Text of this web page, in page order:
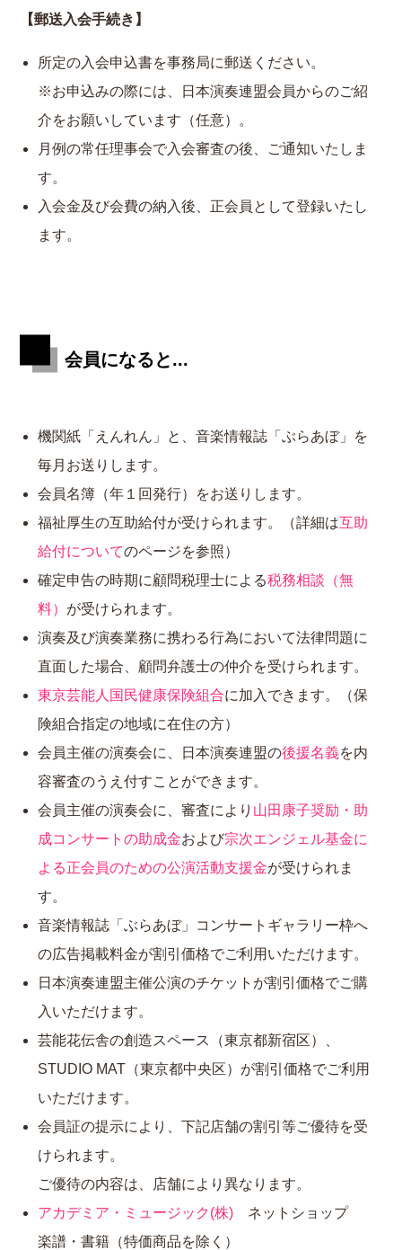
【郵送入会手続き】
所定の入会申込書を事務局に郵送ください。
※お申込みの際には、日本演奏連盟会員からのご紹
介をお願いしています（任意）。
月例の常任理事会で入会審査の後、ご通知いたしま
す。
入会金及び会費の納入後、正会員として登録いたし
ます。
会員になると...
機関紙「えんれん」と、音楽情報誌「ぶらあぼ」を
毎月お送りします。
会員名簿（年１回発行）をお送りします。
福祉厚生の互助給付が受けられます。（詳細は互助
給付についてのページを参照）
確定申告の時期に顧問税理士による税務相談（無
料） が受けられます。
演奏及び演奏業務に携わる行為において法律問題に
直面した場合、顧問弁護士の仲介を受けられます。
東京芸能人国民健康保険組合に加入できます。（保
険組合指定の地域に在住の方）
会員主催の演奏会に、日本演奏連盟の後援名義を内
容審査のうえ付すことができます。
会員主催の演奏会に、審査により 山田康子奨励・助
成コンサートの助成金および宗次エンジェル基金に
よる正会員のための公演活動支援金が受けられま
す。
音楽情報誌「ぶらあぼ」コンサートギャラリー枠へ
の広告掲載料金が割引価格でご利用いただけます。
日本演奏連盟主催公演のチケットが割引価格でご購
入いただけます。
芸能花伝舎の創造スペース（東京都新宿区）、
STUDIO MAT（東京都中央区）が割引価格でご利用
いただけます。
会員証の提示により、下記店舗の割引等ご優待を受
けられます。
ご優待の内容は、店舗により異なります。
アカデミア・ミュージック(株) ネットショップ
楽譜・書籍（特価商品を除く）